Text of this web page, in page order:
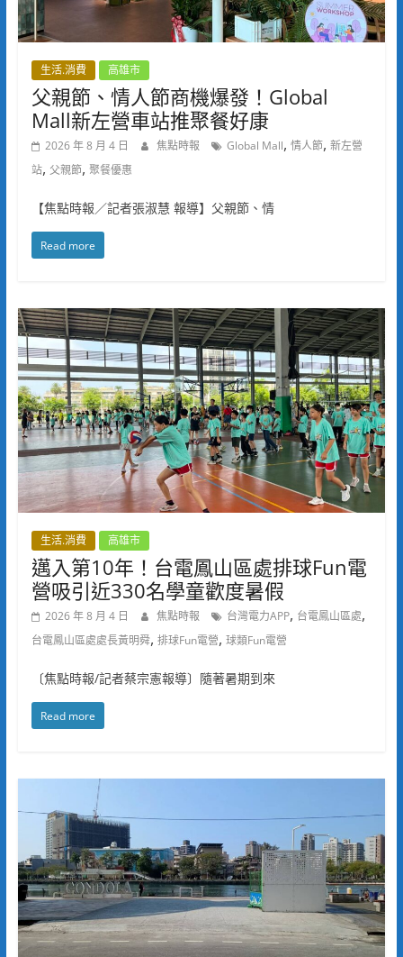
生活.消費 高雄市
父親節、情人節商機爆發！Global
Mall新左營車站推聚餐好康
2026 年 8 月 4 日 焦點時報 Global Mall, 情人節, 新左營
站, 父親節, 聚餐優惠
【焦點時報／記者張淑慧 報導】父親節、情
Read more
生活.消費 高雄市
邁入第10年！台電鳳山區處排球Fun電
營吸引近330名學童歡度暑假
2026 年 8 月 4 日 焦點時報 台灣電力APP, 台電鳳山區處,
台電鳳山區處處長黃明舜, 排球Fun電營, 球類Fun電營
〔焦點時報/記者蔡宗憲報導〕隨著暑期到來
Read more